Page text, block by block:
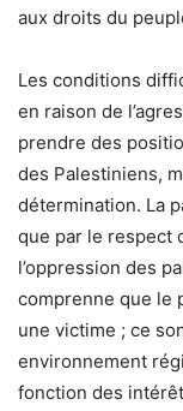
aux droits du
Les conditions
en raison de
prendre des
des Palestiniens,
détermination. La
que par le respect
l’oppression des
comprenne que le
une victime ; ce
environnement
fonction des